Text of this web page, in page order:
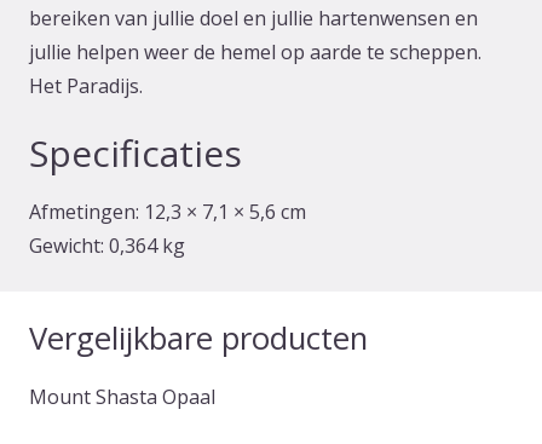
bereiken van jullie doel en jullie hartenwensen en
jullie helpen weer de hemel op aarde te scheppen.
Het Paradijs.
Specificaties
Afmetingen: 12,3 × 7,1 × 5,6 cm
Gewicht: 0,364 kg
Vergelijkbare producten
Mount Shasta Opaal